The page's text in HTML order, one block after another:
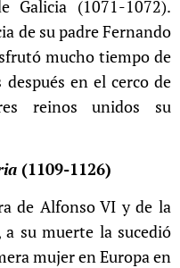
Galicia (1071-1072).
de su padre Fernando
mucho tiempo de
en el cerco de
reinos unidos su
(1109-1126)
de Alfonso VI y de la
su muerte la sucedió
mujer en Europa en